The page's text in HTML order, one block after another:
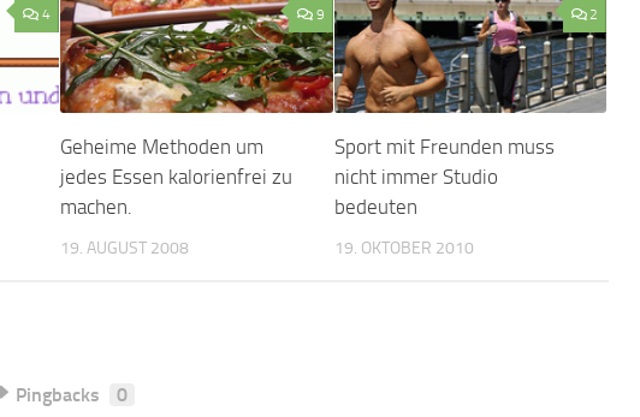
4 9
Geheime Methoden um
jedes Essen kalorienfrei zu
machen.
19. AUGUST 2008
2
Sport mit Freunden muss
nicht immer Studio
bedeuten
19. OKTOBER 2010
Pingbacks 0